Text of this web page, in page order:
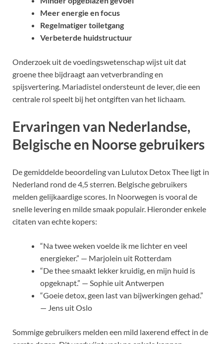
Meer energie en focus
Regelmatiger toiletgang
Verbeterde huidstructuur
Onderzoek uit de voedingswetenschap wijst uit dat
groene thee bijdraagt aan vetverbranding en
spijsvertering. Mariadistel ondersteunt de lever, die een
centrale rol speelt bij het ontgiften van het lichaam.
Ervaringen van Nederlandse,
Belgische en Noorse gebruikers
De gemiddelde beoordeling van Lulutox Detox Thee ligt in
Nederland rond de 4,5 sterren. Belgische gebruikers
melden gelijkaardige scores. In Noorwegen is vooral de
snelle levering en milde smaak populair. Hieronder enkele
citaten van echte kopers:
“Na twee weken voelde ik me lichter en veel
energieker.” — Marjolein uit Rotterdam
“De thee smaakt lekker kruidig, en mijn huid is
opgeknapt.” — Sophie uit Antwerpen
“Goeie detox, geen last van bijwerkingen gehad.”
— Jens uit Oslo
Sommige gebruikers melden een mild laxerend effect in de